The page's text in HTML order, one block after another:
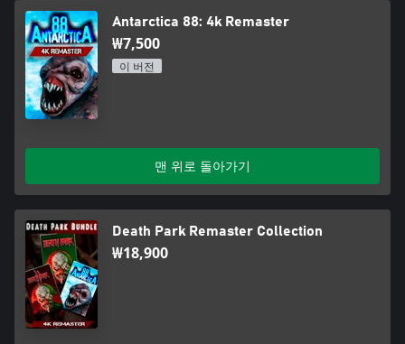
Antarctica 88: 4k Remaster
₩7,500
이 버전
맨 위로 돌아가기
Death Park Remaster Collection
₩18,900